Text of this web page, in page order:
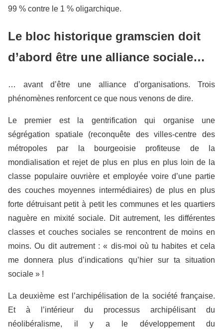
99 % contre le 1 % oligarchique.
Le bloc historique gramscien doit
d’abord être une alliance sociale…
… avant d’être une alliance d’organisations. Trois
phénomènes renforcent ce que nous venons de dire.
Le premier est la gentrification qui organise une
ségrégation spatiale (reconquête des villes-centre des
métropoles par la bourgeoisie profiteuse de la
mondialisation et rejet de plus en plus en plus loin de la
classe populaire ouvrière et employée voire d’une partie
des couches moyennes intermédiaires) de plus en plus
forte détruisant petit à petit les communes et les quartiers
naguère en mixité sociale. Dit autrement, les différentes
classes et couches sociales se rencontrent de moins en
moins. Ou dit autrement : « dis-moi où tu habites et cela
me donnera plus d’indications qu’hier sur ta situation
sociale » !
La deuxième est l’archipélisation de la société française.
Et à l’intérieur du processus archipélisant du
néolibéralisme, il y a le développement du